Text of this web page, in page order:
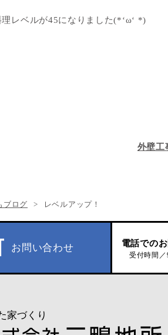
理レベルが45になりました(*‘ω‘ *)
外壁工
ブログ レベルアップ！
お問い合わせ 電話での
受付時間／